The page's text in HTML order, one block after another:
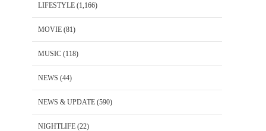
LIFESTYLE (1,166)
MOVIE (81)
MUSIC (118)
NEWS (44)
NEWS & UPDATE (590)
NIGHTLIFE (22)